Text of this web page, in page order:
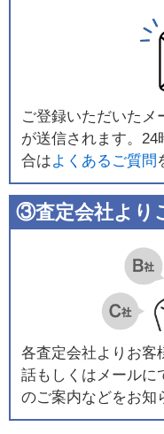
ご登録いただいたメ
が送信されます。
合はよくあるご質問
③査定会社より
各査定会社よりお客
話もしくはメールに
のご案内などをお知